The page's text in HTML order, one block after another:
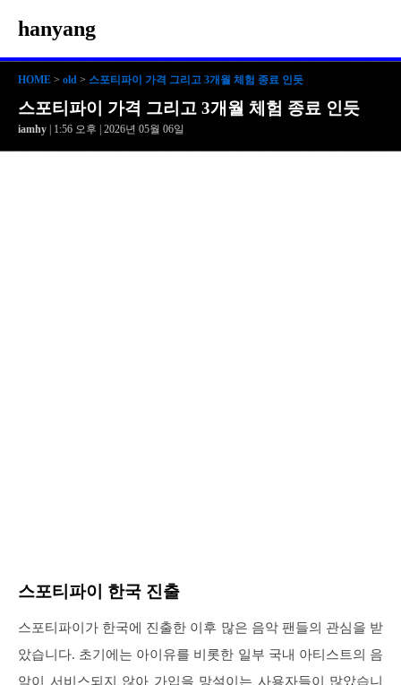
hanyang
HOME > old > 스포티파이 가격 그리고 3개월 체험 종료 인듯
스포티파이 가격 그리고 3개월 체험 종료 인듯
iamhy | 1:56 오후 | 2026년 05월 06일
스포티파이 한국 진출
스포티파이가 한국에 진출한 이후 많은 음악 팬들의 관심을 받
았습니다. 초기에는 아이유를 비롯한 일부 국내 아티스트의 음
악이 서비스되지 않아 가입을 망설이는 사용자들이 많았습니